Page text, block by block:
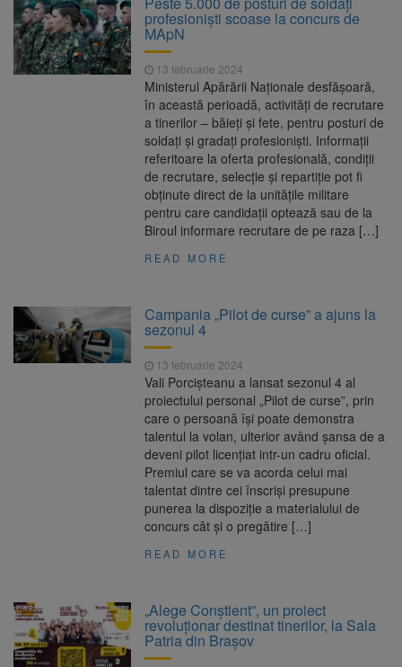
Ormeniș
6 august 2026
AUR a lansat platforma
suspeND.ro pentru urmărirea inițiativei de
suspendare a președintelui Nicușor Dan
6 august 2026
Înalta Curte analizează
dosarul lui Călin Georgescu și Horațiu Potra.
Judecătorii decid dacă începe procesul
Strategia națională pentru
biodiversitate 2026-2030, adoptată de Senat.
Proiectul merge la promulgare
profesioniști scoase la concurs de
MApN
13 februarie 2024
Ministerul Apărării Naționale desfășoară,
în această perioadă, activități de recrutare
a tinerilor – băieți și fete, pentru posturi de
soldați și gradați profesioniști. Informații
referitoare la oferta profesională, condiții
de recrutare, selecție și repartiție pot fi
obținute direct de la unitățile militare
pentru care candidații optează sau de la
Biroul informare recrutare de pe raza […]
READ MORE
Campania „Pilot de curse” a ajuns la
sezonul 4
13 februarie 2024
Vali Porcișteanu a lansat sezonul 4 al
proiectului personal „Pilot de curse”, prin
care o persoană își poate demonstra
talentul la volan, ulterior având șansa de a
deveni pilot licențiat intr-un cadru oficial.
Premiul care se va acorda celui mai
talentat dintre cei înscriși presupune
punerea la dispoziție a materialului de
concurs cât și o pregătire […]
READ MORE
„Alege Conștient”, un proiect
revoluționar destinat tinerilor, la Sala
Patria din Brașov